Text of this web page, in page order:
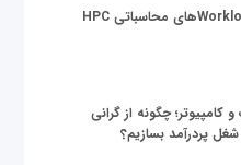
چگونه از گرانی
پردرآمد بسازیم؟